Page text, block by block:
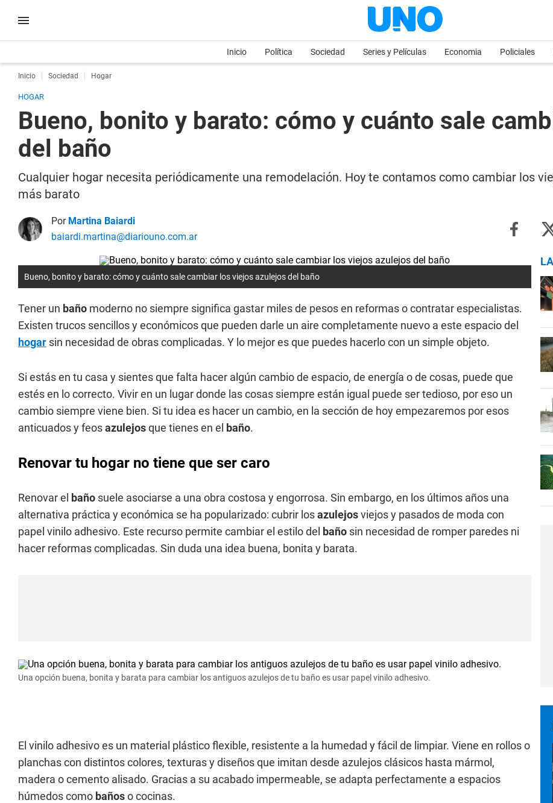
Inicio Política Sociedad Series y Películas Economia Policiales
Inicio Sociedad Hogar
HOGAR
Bueno, bonito y barato: cómo y cuánto sale
del baño
Cualquier hogar necesita periódicamente una remodelación. Hoy te contamos como cambiar los
más barato
Por Martina Baiardi
baiardi.martina@diariouno.com.ar
Bueno, bonito y barato: cómo y cuánto sale cambiar los viejos azulejos del baño
Tener un baño moderno no siempre significa gastar miles de pesos en reformas o contratar especialistas.
Existen trucos sencillos y económicos que pueden darle un aire completamente nuevo a este espacio del
hogar sin necesidad de obras complicadas. Y lo mejor es que puedes hacerlo con un simple objeto.
Si estás en tu casa y sientes que falta hacer algún cambio de espacio, de energía o de cosas, puede que
estés en lo correcto. Vivir en un lugar donde las cosas siempre están igual puede ser tedioso, por eso un
cambio siempre viene bien. Si tu idea es hacer un cambio, en la sección de hoy empezaremos por esos
anticuados y feosazulejosque tienes en el baño.
Renovar tu hogar no tiene que ser caro
Renovar el baño suele asociarse a una obra costosa y engorrosa. Sin embargo, en los últimos años una
alternativa práctica y económica se ha popularizado: cubrir losazulejosviejos y pasados de moda con
papel vinilo adhesivo. Este recurso permite cambiar el estilo del baño sin necesidad de romper paredes ni
hacer reformas complicadas. Sin duda una idea buena, bonita y barata.
Una opción buena, bonita y barata para cambiar los antiguos azulejos de tu baño es usar papel vinilo adhesivo.
El vinilo adhesivo es un material plástico flexible, resistente a la humedad y fácil de limpiar. Viene en rollos o
planchas con distintos colores, texturas y diseños que imitan desde azulejos clásicos hasta mármol,
madera o cemento alisado. Gracias a su acabado impermeable, se adapta perfectamente a espacios
húmedos como bañoso cocinas.